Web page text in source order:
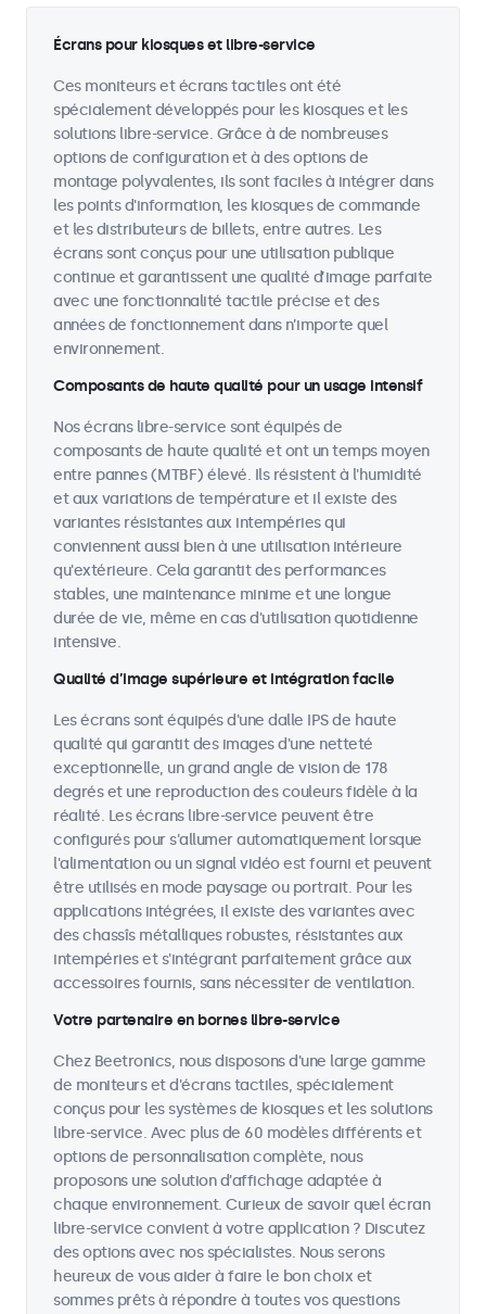
Écrans pour kiosques et libre-service
Ces moniteurs et écrans tactiles ont été
spécialement développés pour les kiosques et les
solutions libre-service. Grâce à de nombreuses
options de configuration et à des options de
montage polyvalentes, ils sont faciles à intégrer dans
les points d'information, les kiosques de commande
et les distributeurs de billets, entre autres. Les
écrans sont conçus pour une utilisation publique
continue et garantissent une qualité d’image parfaite
avec une fonctionnalité tactile précise et des
années de fonctionnement dans n’importe quel
environnement.
Composants de haute qualité pour un usage intensif
Nos écrans libre-service sont équipés de
composants de haute qualité et ont un temps moyen
entre pannes (MTBF) élevé. Ils résistent à l'humidité
et aux variations de température et il existe des
variantes résistantes aux intempéries qui
conviennent aussi bien à une utilisation intérieure
qu'extérieure. Cela garantit des performances
stables, une maintenance minime et une longue
durée de vie, même en cas d'utilisation quotidienne
intensive.
Qualité d’image supérieure et intégration facile
Les écrans sont équipés d'une dalle IPS de haute
qualité qui garantit des images d'une netteté
exceptionnelle, un grand angle de vision de 178
degrés et une reproduction des couleurs fidèle à la
réalité. Les écrans libre-service peuvent être
configurés pour s'allumer automatiquement lorsque
l'alimentation ou un signal vidéo est fourni et peuvent
être utilisés en mode paysage ou portrait. Pour les
applications intégrées, il existe des variantes avec
des chassîs métalliques robustes, résistantes aux
intempéries et s'intégrant parfaitement grâce aux
accessoires fournis, sans nécessiter de ventilation.
Votre partenaire en bornes libre-service
Chez Beetronics, nous disposons d'une large gamme
de moniteurs et d'écrans tactiles, spécialement
conçus pour les systèmes de kiosques et les solutions
libre-service. Avec plus de 60 modèles différents et
options de personnalisation complète, nous
proposons une solution d'affichage adaptée à
chaque environnement. Curieux de savoir quel écran
libre-service convient à votre application ? Discutez
des options avec nos spécialistes. Nous serons
heureux de vous aider à faire le bon choix et
sommes prêts à répondre à toutes vos questions